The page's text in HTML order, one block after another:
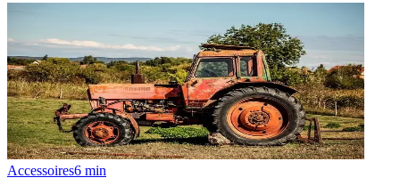
Accessoires6 min